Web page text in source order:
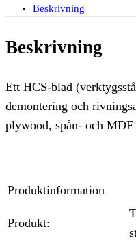
Beskrivning
Beskrivning
Ett HCS-blad
demontering och
plywood, spån- och
Produktinformation
Produkt: